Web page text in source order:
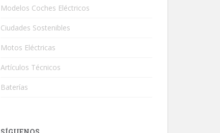
Modelos Coches Eléctricos
Ciudades Sostenibles
Motos Eléctricas
Artículos Técnicos
Baterías